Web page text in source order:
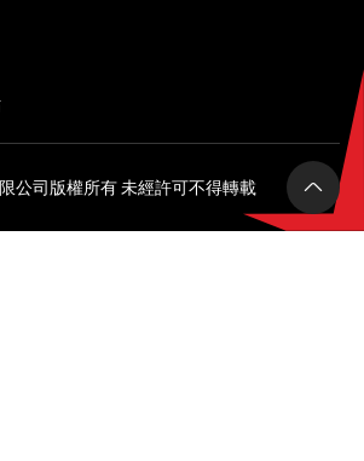
公司版權所有 未經許可不得轉載